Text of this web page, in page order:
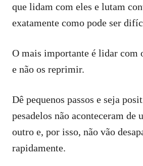
que lidam com eles e lutam
exatamente como pode ser
O mais importante é lidar com
e não os reprimir.
Dê pequenos passos e seja
pesadelos não aconteceram de
outro e, por isso, não vão
rapidamente.